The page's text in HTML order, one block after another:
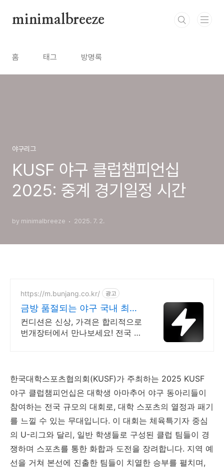
minimalbreeze
홈 태그 방명록
야구리그
KUSF 야구 클럽챔피언십
2025: 중계 경기일정 시간
by minimalbreeze 2025. 7. 2.
https://m.bunjang.co.kr/ 광고
금방 품절되는 야구 국내 최대
브랜드 중고거래
컨디션은 신상, 가격은 합리적으로
번개장터에서 만나보세요! 전국 각
한국대학스포츠협의회(KUSF)가 주최하는 2025 KUSF
야구 클럽챔피언십은 대학생 아마추어 야구 동아리들이
참여하는 전국 규모의 대회로, 대학 스포츠의 열정과 패기
를 느낄 수 있는 무대입니다. 이 대회는 체육특기자 중심
의 U-리그와 달리, 일반 학생들로 구성된 클럽 팀들이 경
쟁하며 스포츠를 통한 화합과 도전을 장려합니다. 지역 예
선을 거쳐 본선에 진출한 팀들이 치열한 승부를 펼치며,